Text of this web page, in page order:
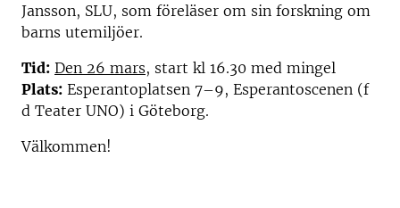
Jansson, SLU, som föreläser om sin forskning om
barns utemiljöer.
Tid: Den 26 mars, start kl 16.30 med mingel
Plats: Esperantoplatsen 7–9, Esperantoscenen (f
d Teater UNO) i Göteborg.
Välkommen!